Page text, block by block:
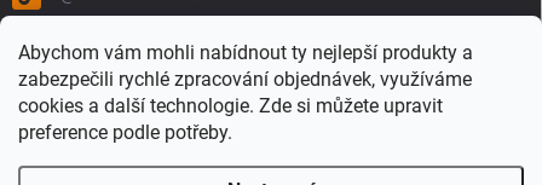
Abychom vám mohli nabídnout ty nejlepší produkty a
zabezpečili rychlé zpracování objednávek, využíváme
cookies a další technologie. Zde si můžete upravit
preference podle potřeby.